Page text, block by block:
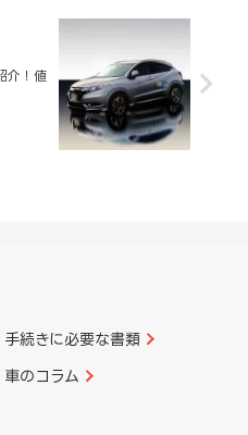
介！値
手続きに必要な書類
車のコラム